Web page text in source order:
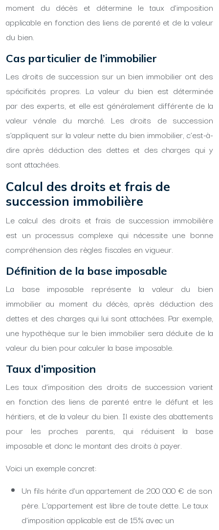
moment du décès et détermine le taux d’imposition
applicable en fonction des liens de parenté et de la valeur
du bien.
Cas particulier de l’immobilier
Les droits de succession sur un bien immobilier ont des
spécificités propres. La valeur du bien est déterminée
par des experts, et elle est généralement différente de la
valeur vénale du marché. Les droits de succession
s’appliquent sur la valeur nette du bien immobilier, c’est-à-
dire après déduction des dettes et des charges qui y
sont attachées.
Calcul des droits et frais de
succession immobilière
Le calcul des droits et frais de succession immobilière
est un processus complexe qui nécessite une bonne
compréhension des règles fiscales en vigueur.
Définition de la base imposable
La base imposable représente la valeur du bien
immobilier au moment du décès, après déduction des
dettes et des charges qui lui sont attachées. Par exemple,
une hypothèque sur le bien immobilier sera déduite de la
valeur du bien pour calculer la base imposable.
Taux d’imposition
Les taux d’imposition des droits de succession varient
en fonction des liens de parenté entre le défunt et les
héritiers, et de la valeur du bien. Il existe des abattements
pour les proches parents, qui réduisent la base
imposable et donc le montant des droits à payer.
Voici un exemple concret:
Un fils hérite d’un appartement de 200 000 € de son
père. L’appartement est libre de toute dette. Le taux
d’imposition applicable est de 15% avec un